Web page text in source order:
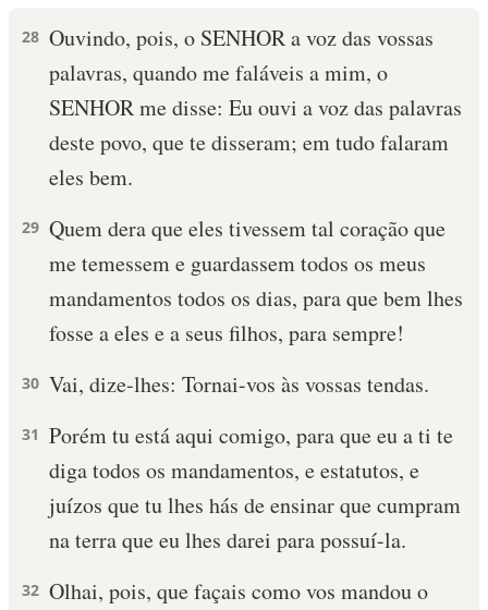
28 Ouvindo, pois, o SENHOR a voz das vossas
palavras, quando me faláveis a mim, o
SENHOR me disse: Eu ouvi a voz das palavras
deste povo, que te disseram; em tudo falaram
eles bem.
29 Quem dera que eles tivessem tal coração que
me temessem e guardassem todos os meus
mandamentos todos os dias, para que bem lhes
fosse a eles e a seus filhos, para sempre!
30 Vai, dize-lhes: Tornai-vos às vossas tendas.
31 Porém tu está aqui comigo, para que eu a ti te
diga todos os mandamentos, e estatutos, e
juízos que tu lhes hás de ensinar que cumpram
na terra que eu lhes darei para possuí-la.
32 Olhai, pois, que façais como vos mandou o